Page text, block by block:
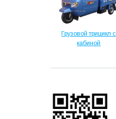
Грузовой трицикл с
кабиной